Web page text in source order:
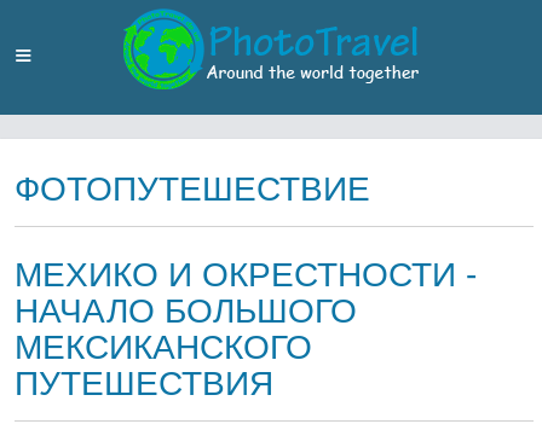
ФОТОПУТЕШЕСТВИЕ
МЕХИКО И ОКРЕСТНОСТИ -
НАЧАЛО БОЛЬШОГО
МЕКСИКАНСКОГО
ПУТЕШЕСТВИЯ